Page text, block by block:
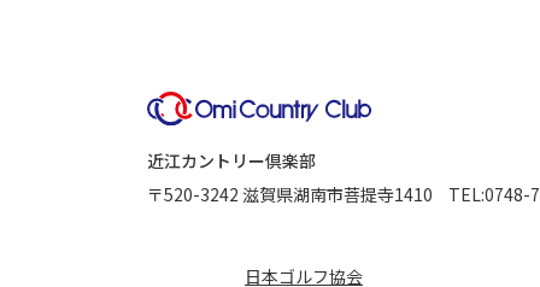
近江カントリー倶楽部
〒520-3242 滋賀県湖南市菩提寺1410 TEL:0748-
日本ゴルフ協会